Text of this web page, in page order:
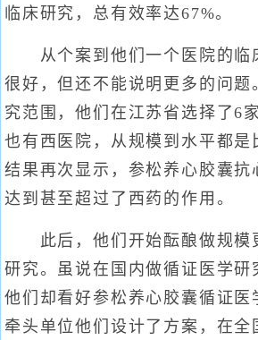
临床研究，总有效率达67%。
从个案到他们一个医院的临
很好，但还不能说明更多的问题
究范围，他们在江苏省选择了6
也有西医院，从规模到水平都是
结果再次显示，参松养心胶囊抗
达到甚至超过了西药的作用。
此后，他们开始酝酿做规模
研究。虽说在国内做循证医学研
他们却看好参松养心胶囊循证医
牵头单位他们设计了方案，在全